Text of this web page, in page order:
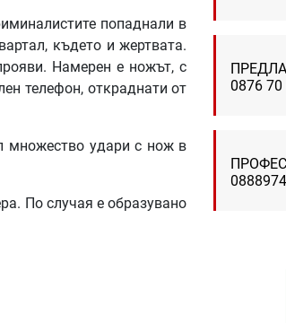
попаднали в
където и жертвата.
Намерен е ножът, с
телефон, откраднати от
множество удари с нож в
По случая е образувано
0876 70